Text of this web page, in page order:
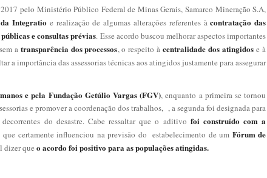
pelo Ministério Público Federal de Minas Gerais, Samarco Mineração S.A,
Integratio e realização de algumas alterações referentes àcontratação das
e consultas prévias. Esse acordo buscou melhorar aspectos importantes
a transparência dos processos, o respeito àcentralidade dos atingidos e à
a importância das assessorias técnicas aos atingidos justamente para assegurar
e pela Fundação Getúlio Vargas (FGV), enquanto a primeira se tornou
e promover a coordenação dos trabalhos, , a segunda foi designada para
do desastre. Cabe ressaltar que o aditivo foi construído com a
que certamente influenciou na previsão do estabelecimento de um Fórum de
dizer que o acordo foi positivo para as populações atingidas.